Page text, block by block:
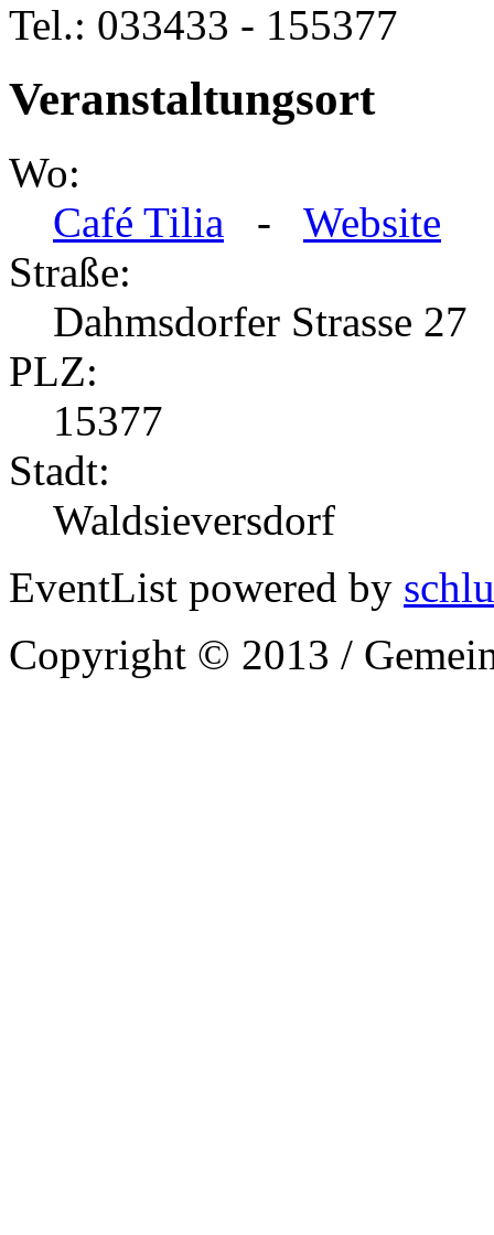
Tel.: 033433 - 155377
Veranstaltungsort
Wo:
Café Tilia - Website
Straße:
Dahmsdorfer Strasse 27
PLZ:
15377
Stadt:
Waldsieversdorf
EventList powered by
Copyright © 2013 /